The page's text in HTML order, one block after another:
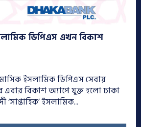
ডিপিএস এখন বিকাশ
ইসলামিক ডিপিএস সেবায়
এবার বিকাশ অ্যাপে যুক্ত হলো ঢাকা
‘সাপ্তাহিক’ ইসলামিক...